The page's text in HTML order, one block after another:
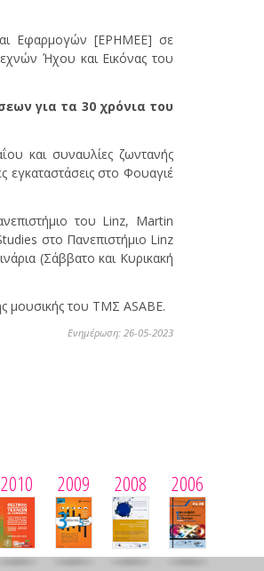
Εφαρμογών [ΕΡΗΜΕΕ] σε
Ήχου και Εικόνας του
για τα 30 χρόνια του
και συναυλίες ζωντανής
εγκαταστάσεις στο Φουαγιέ
του Linz, Martin
στο Πανεπιστήμιο Linz
(Σάββατο και Κυρικακή
μουσικής του ΤΜΣ ASABE.
Ενημέρωση: 26-05-2023
2010 2009 2008 2006